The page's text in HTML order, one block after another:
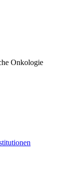
Onkologie